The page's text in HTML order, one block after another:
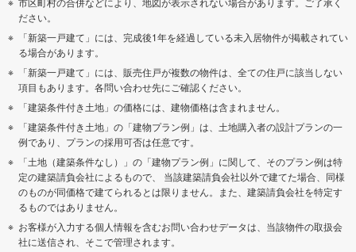
ださい。
「新築一戸建て」には、完成後1年を経過している未入居物件が掲載されてい
る場合があります。
「新築一戸建て」には、販売住戸が複数の物件は、全ての住戸に該当しない
項目もあります。各問い合わせ先にご確認ください。
「建築条件付き土地」の価格には、建物価格は含まれません。
「建築条件付き土地」の「建物プラン例」は、土地購入者の設計プランの一
例であり、プランの採用可否は任意です。
「土地（建築条件なし）」の「建物プラン例」に関して、そのプラン例は特
定の建築請負会社によるもので、 当該建築請負会社以外で建てた場合、同様
のものが同価格で建てられるとは限りません。また、建築請負会社を特定す
るものではありません。
お客様が入力する個人情報を含むお問い合わせデータは、当該物件の取扱会
社に送信され、そこで管理されます。